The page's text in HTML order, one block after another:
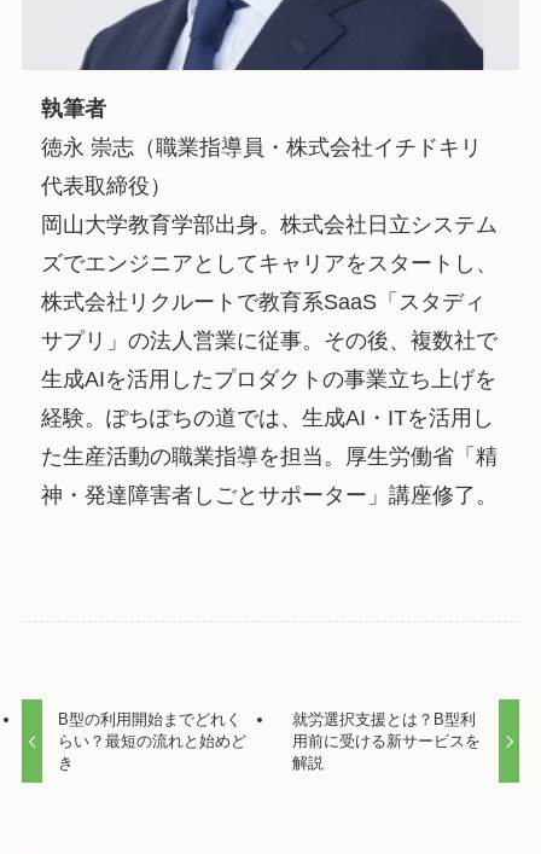
執筆者
徳永 崇志（職業指導員・株式会社イチドキリ
代表取締役）
岡山大学教育学部出身。株式会社日立システム
ズでエンジニアとしてキャリアをスタートし、
株式会社リクルートで教育系SaaS「スタディ
サプリ」の法人営業に従事。その後、複数社で
生成AIを活用したプロダクトの事業立ち上げを
経験。ぽちぽちの道では、生成AI・ITを活用し
た生産活動の職業指導を担当。厚生労働省「精
神・発達障害者しごとサポーター」講座修了。
B型の利用開始までどれく
らい？最短の流れと始めど
き
就労選択支援とは？B型利
用前に受ける新サービスを
解説